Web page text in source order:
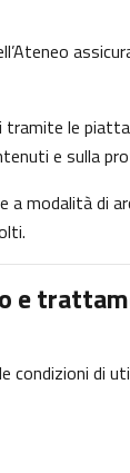
le
e sulla
a modalità di
e
condizioni di